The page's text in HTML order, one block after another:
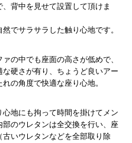
背中を見せて設置して頂けま
でサラサラした触り心地です。
の中でも座面の高さが低めで、
硬さが有り、ちょうど良いアー
の角度で快適な座り心地。
地にも拘って時間を掛けてメン
のウレタンは全交換を行い、座
いウレタンなどを全部取り除